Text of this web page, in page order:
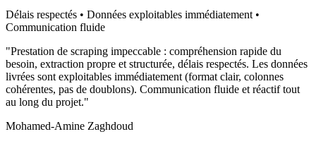
Délais respectés • Données exploitables immédiatement •
Communication fluide
"Prestation de scraping impeccable : compréhension rapide du
besoin, extraction propre et structurée, délais respectés. Les données
livrées sont exploitables immédiatement (format clair, colonnes
cohérentes, pas de doublons). Communication fluide et réactif tout
au long du projet."
Mohamed-Amine Zaghdoud